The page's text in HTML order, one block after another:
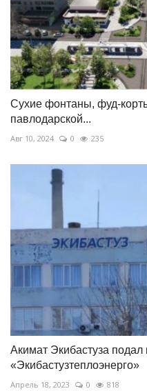
Сухие фонтаны, фуд-
павлодарской...
Авг 10, 2024 0 235
Акимат Экибастуза
«Экибастузтеплоэнерго»
Апрель 18, 2023 0 818